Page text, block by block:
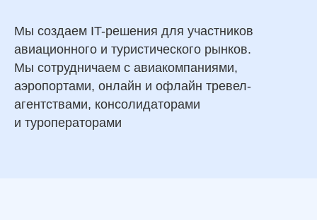
Мы создаем IT-решения для участников
авиационного и туристического рынков.
Мы сотрудничаем с авиакомпаниями,
аэропортами, онлайн и офлайн тревел-
агентствами, консолидаторами
и туроператорами